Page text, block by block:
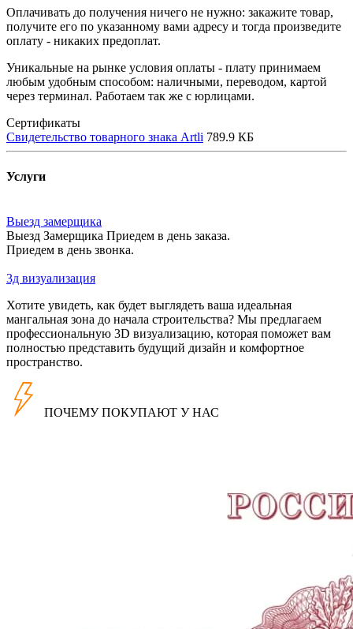
Оплачивать до получения ничего не нужно: закажите товар,
получите его по указанному вами адресу и тогда произведите
оплату - никаких предоплат.
Уникальные на рынке условия оплаты - плату принимаем
любым удобным способом: наличными, переводом, картой
через терминал. Работаем так же с юрлицами.
Сертификаты
Свидетельство товарного знака Artli 789.9 КБ
Услуги
Выезд замерщика
Выезд Замерщика Приедем в день заказа.
Приедем в день звонка.
3д визуализация
Хотите увидеть, как будет выглядеть ваша идеальная
мангальная зона до начала строительства? Мы предлагаем
профессиональную 3D визуализацию, которая поможет вам
полностью представить будущий дизайн и комфортное
пространство.
ПОЧЕМУ ПОКУПАЮТ У НАС